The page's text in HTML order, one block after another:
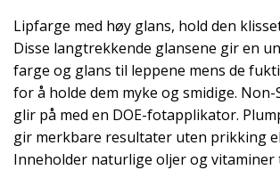
Lipfarge med høy glans, hold den
Disse langtrekkende glansene gir en
farge og glans til leppene mens de
for å holde dem myke og smidige. Non-
glir på med en DOE-fotapplikator.
gir merkbare resultater uten prikking
Inneholder naturlige oljer og